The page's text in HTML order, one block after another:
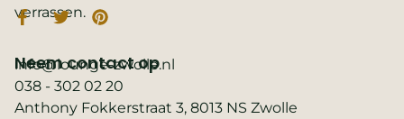
verrassen.
Neem contact op
info@lounge-zwolle.nl
038 - 302 02 20
Anthony Fokkerstraat 3, 8013 NS Zwolle